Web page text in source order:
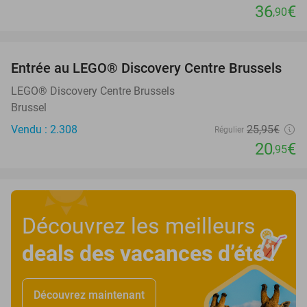
36,90€
19%
Entrée au LEGO® Discovery Centre Brussels
LEGO® Discovery Centre Brussels
Brussel
Vendu : 2.308
Régulier 25,95€
20,95€
Découvrez les meilleurs
deals des vacances d’été!
Découvrez maintenant